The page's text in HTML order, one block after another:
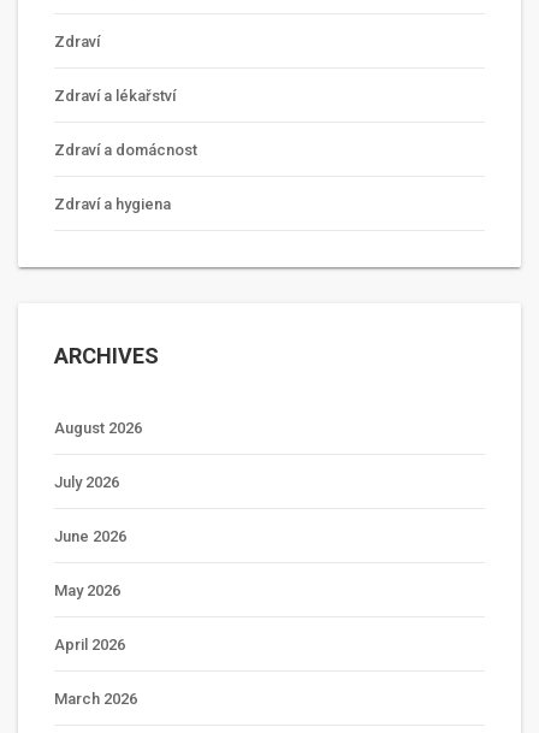
Zdraví
Zdraví a lékařství
Zdraví a domácnost
Zdraví a hygiena
ARCHIVES
August 2026
July 2026
June 2026
May 2026
April 2026
March 2026